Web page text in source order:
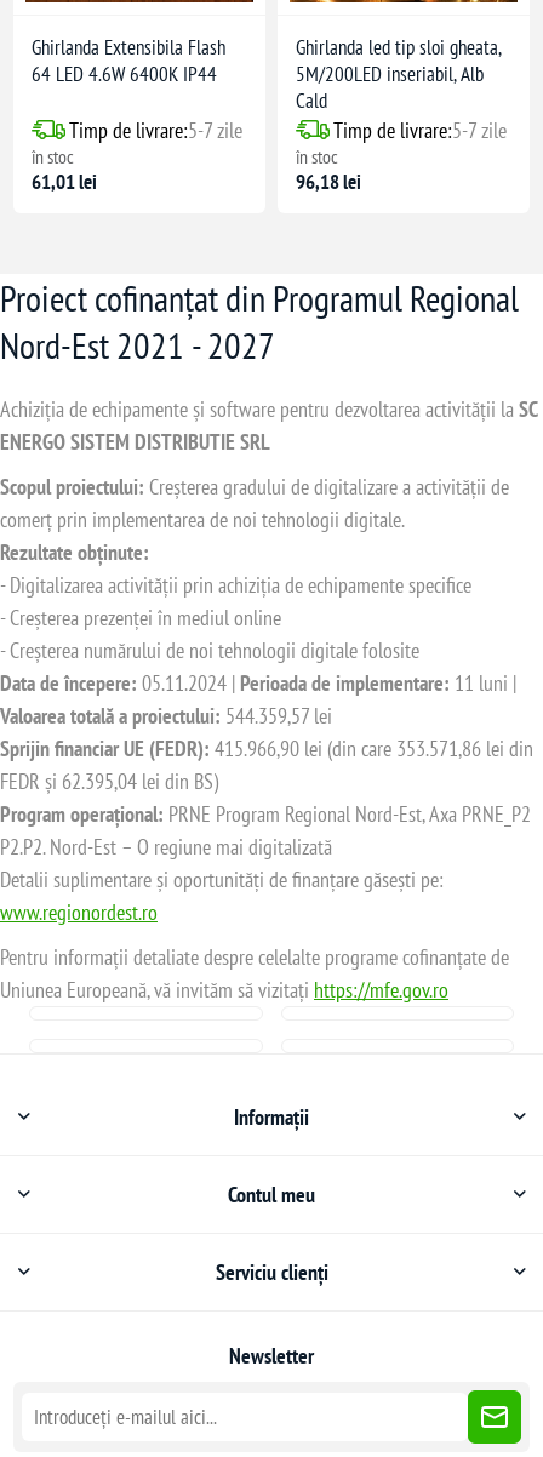
Ghirlanda Extensibila Flash
64 LED 4.6W 6400K IP44
Timp de livrare:5-7 zile
în stoc
61,01 lei
Ghirlanda led tip sloi gheata,
5M/200LED inseriabil, Alb
Cald
Timp de livrare:5-7 zile
în stoc
96,18 lei
Proiect cofinanțat din Programul Regional
Nord-Est 2021 - 2027
Achiziția de echipamente și software pentru dezvoltarea activității la SC
ENERGO SISTEM DISTRIBUTIE SRL
Scopul proiectului: Creșterea gradului de digitalizare a activității de
comerț prin implementarea de noi tehnologii digitale.
Rezultate obținute:
- Digitalizarea activității prin achiziția de echipamente specifice
- Creșterea prezenței în mediul online
- Creșterea numărului de noi tehnologii digitale folosite
Data de începere: 05.11.2024 | Perioada de implementare: 11 luni |
Valoarea totală a proiectului: 544.359,57 lei
Sprijin financiar UE (FEDR): 415.966,90 lei (din care 353.571,86 lei din
FEDR și 62.395,04 lei din BS)
Program operațional: PRNE Program Regional Nord-Est, Axa PRNE_P2
P2.P2. Nord-Est – O regiune mai digitalizată
Detalii suplimentare și oportunități de finanțare găsești pe:
www.regionordest.ro
Pentru informații detaliate despre celelalte programe cofinanțate de
Uniunea Europeană, vă invităm să vizitați https://mfe.gov.ro
Informații
Contul meu
Serviciu clienți
Newsletter